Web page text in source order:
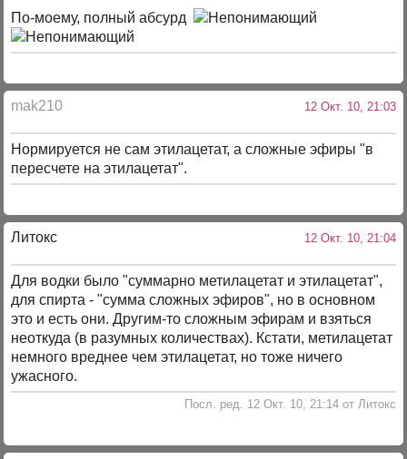
По-моему, полный абсурд
mak210 12 Окт. 10, 21:03
Нормируется не сам этилацетат, а сложные эфиры "в
пересчете на этилацетат".
Литокс 12 Окт. 10, 21:04
Для водки было "суммарно метилацетат и этилацетат",
для спирта - "сумма сложных эфиров", но в основном
это и есть они. Другим-то сложным эфирам и взяться
неоткуда (в разумных количествах). Кстати, метилацетат
немного вреднее чем этилацетат, но тоже ничего
ужасного.
Посл. ред. 12 Окт. 10, 21:14 от Литокс